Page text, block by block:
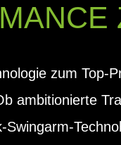
zum Top-
ambitionierte